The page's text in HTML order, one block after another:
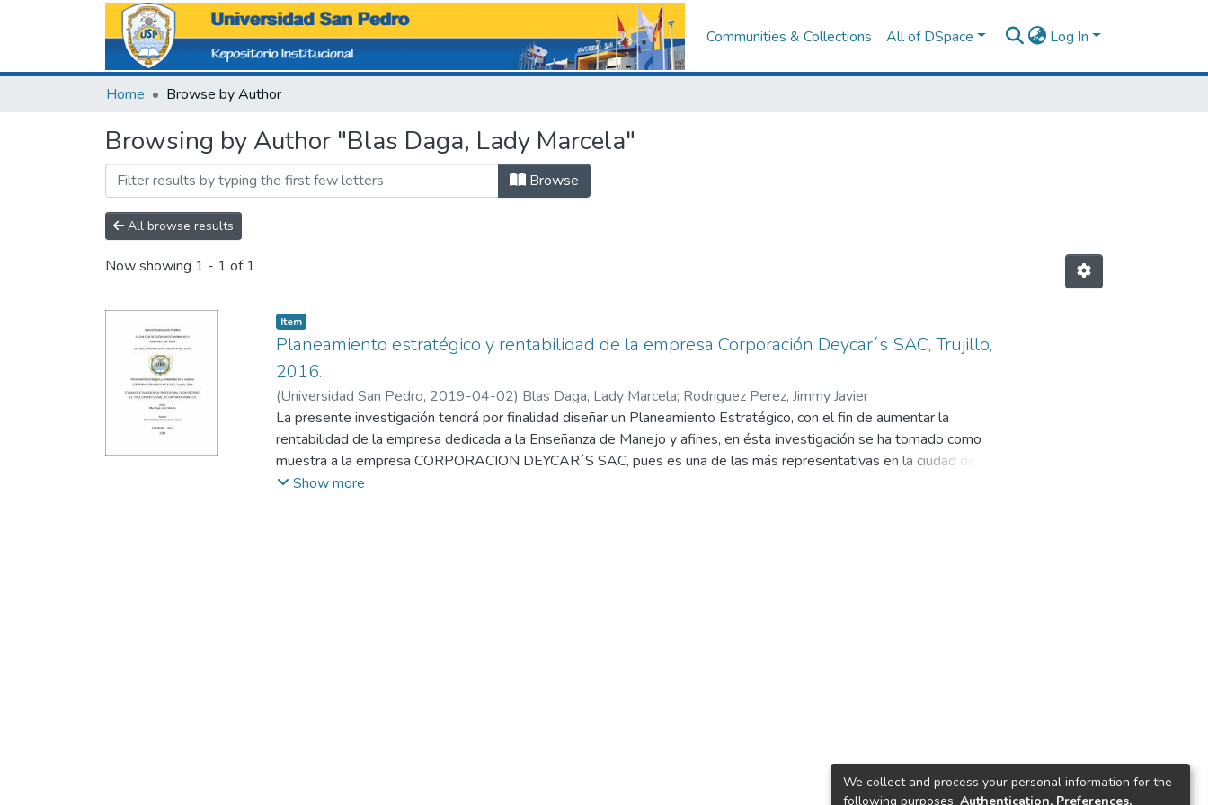
Communities & Collections All of DSpace Log In
Home Browse by Author
Browsing by Author "Blas Daga, Lady Marcela"
Browse
All browse results
Now showing 1 - 1 of 1
Item
Planeamiento estratégico y rentabilidad de la empresa Corporación Deycar´s SAC, Trujillo,
2016.
(Universidad San Pedro, 2019-04-02) Blas Daga, Lady Marcela; Rodriguez Perez, Jimmy Javier
La presente investigación tendrá por finalidad diseñar un Planeamiento Estratégico, con el fin de aumentar la
rentabilidad de la empresa dedicada a la Enseñanza de Manejo y afines, en ésta investigación se ha tomado como
muestra a la empresa CORPORACION DEYCAR´S SAC, pues es una de las más representativas en la ciudad de
Trujillo.
Show more
We collect and process your personal information for the
following purposes: Authentication, Preferences,